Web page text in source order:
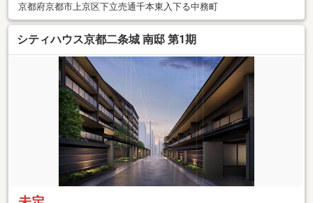
京都府京都市上京区下立売通千本東入下る中務町
シティハウス京都二条城 南邸 第1期